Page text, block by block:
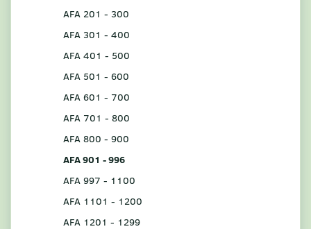
AFA 201 - 300
AFA 301 - 400
AFA 401 - 500
AFA 501 - 600
AFA 601 - 700
AFA 701 - 800
AFA 800 - 900
AFA 901 - 996
AFA 997 - 1100
AFA 1101 - 1200
AFA 1201 - 1299